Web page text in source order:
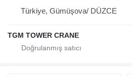
Türkiye, Gümüşova/ DÜZCE
TGM TOWER CRANE